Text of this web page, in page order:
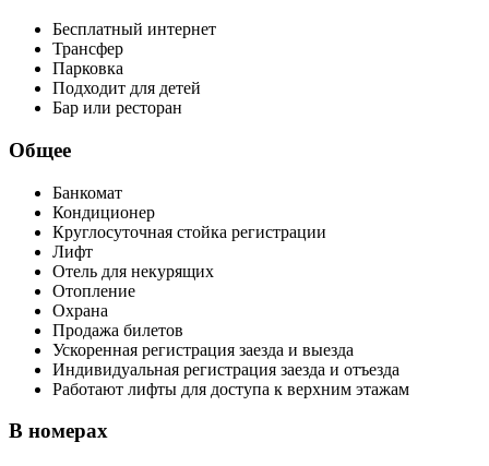
Бесплатный интернет
Трансфер
Парковка
Подходит для детей
Бар или ресторан
Общее
Банкомат
Кондиционер
Круглосуточная стойка регистрации
Лифт
Отель для некурящих
Отопление
Охрана
Продажа билетов
Ускоренная регистрация заезда и выезда
Индивидуальная регистрация заезда и отъезда
Работают лифты для доступа к верхним этажам
В номерах